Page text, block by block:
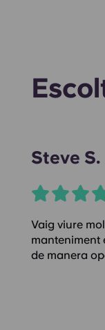
Steve S.
Vaig viure
manteniment
de manera